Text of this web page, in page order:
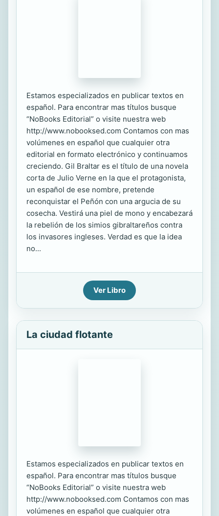
Estamos especializados en publicar textos en
español. Para encontrar mas títulos busque
“NoBooks Editorial” o visite nuestra web
http://www.nobooksed.com Contamos con mas
volúmenes en español que cualquier otra
editorial en formato electrónico y continuamos
creciendo. Gil Braltar es el título de una novela
corta de Julio Verne en la que el protagonista,
un español de ese nombre, pretende
reconquistar el Peñón con una argucia de su
cosecha. Vestirá una piel de mono y encabezará
la rebelión de los simios gibraltareños contra
los invasores ingleses. Verdad es que la idea
no...
Ver Libro
La ciudad flotante
Estamos especializados en publicar textos en
español. Para encontrar mas títulos busque
“NoBooks Editorial” o visite nuestra web
http://www.nobooksed.com Contamos con mas
volúmenes en español que cualquier otra